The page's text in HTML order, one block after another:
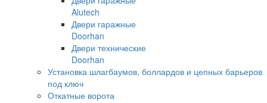
Alutech
Двери гаражные
Doorhan
Двери технические
Doorhan
Установка шлагбаумов, боллардов и цепных барьеров
под ключ
Откатные ворота